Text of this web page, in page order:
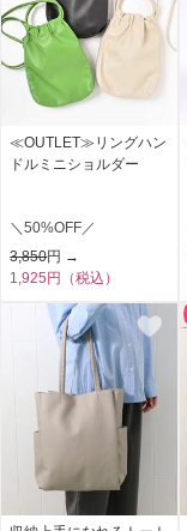
≪OUTLET≫リングハン
ドルミニショルダー
＼50%OFF／
3,850円 →
1,925円（税込）